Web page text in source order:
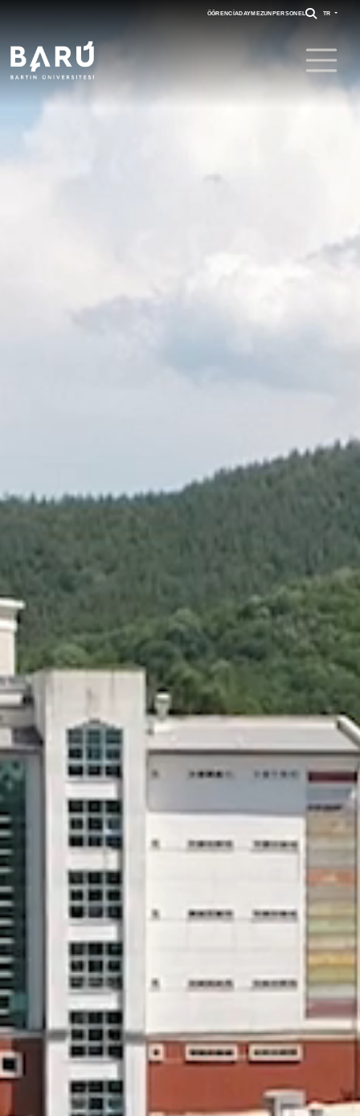
ÖĞRENCI ADAYMEZUN PERSONEL TR